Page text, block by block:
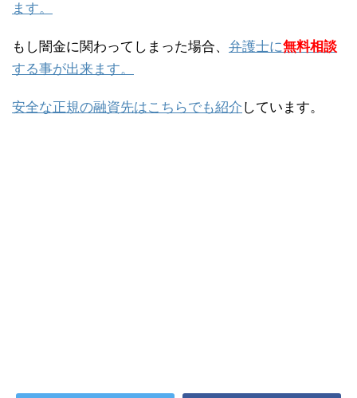
ます。
もし闇金に関わってしまった場合、 弁護士に無料相談
する事が出来ます。
安全な正規の融資先はこちらでも紹介 しています。